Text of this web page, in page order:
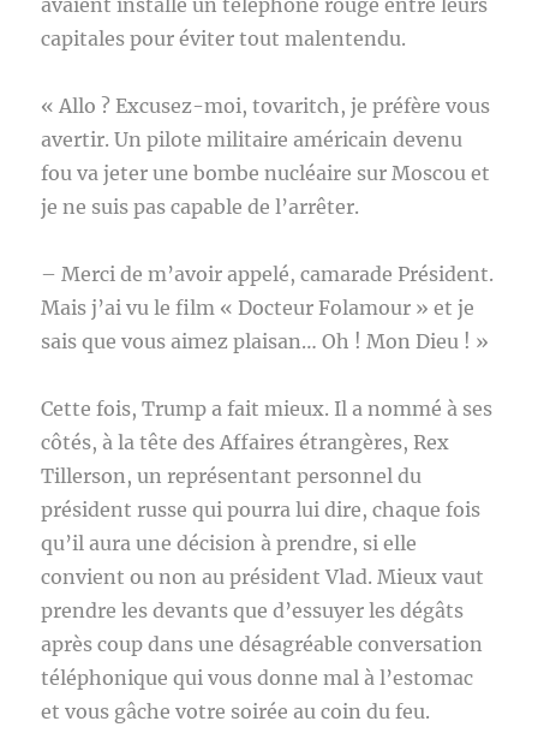
avaient installé un téléphone rouge entre leurs
capitales pour éviter tout malentendu.
« Allo ? Excusez-moi, tovaritch, je préfère vous
avertir. Un pilote militaire américain devenu
fou va jeter une bombe nucléaire sur Moscou et
je ne suis pas capable de l’arrêter.
– Merci de m’avoir appelé, camarade Président.
Mais j’ai vu le film « Docteur Folamour » et je
sais que vous aimez plaisan… Oh ! Mon Dieu ! »
Cette fois, Trump a fait mieux. Il a nommé à ses
côtés, à la tête des Affaires étrangères, Rex
Tillerson, un représentant personnel du
président russe qui pourra lui dire, chaque fois
qu’il aura une décision à prendre, si elle
convient ou non au président Vlad. Mieux vaut
prendre les devants que d’essuyer les dégâts
après coup dans une désagréable conversation
téléphonique qui vous donne mal à l’estomac
et vous gâche votre soirée au coin du feu.